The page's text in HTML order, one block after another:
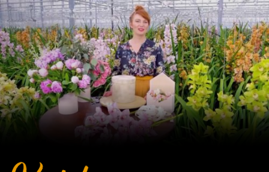
Kwiaty na warsztat